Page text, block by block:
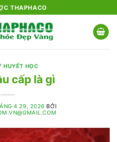
THAPHACO
HUYẾT HỌC
cấp là gì
4 29, 2026 BỞI